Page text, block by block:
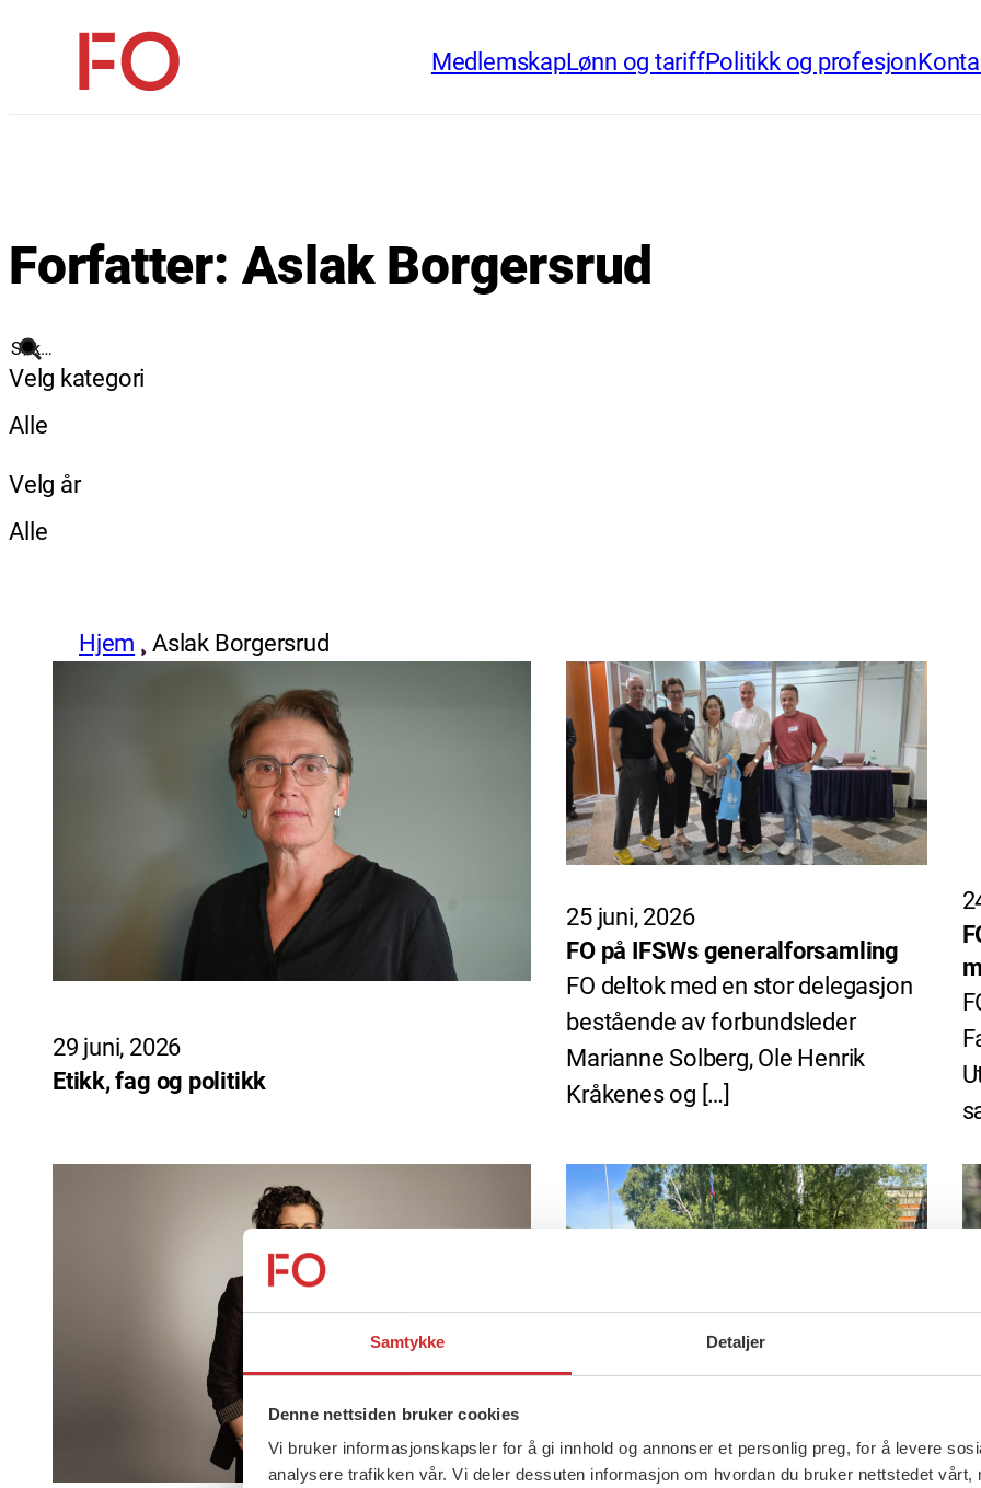
Samtykke Detaljer
Denne nettsiden bruker cookies
Vi bruker informasjonskapsler for å gi innhold og annonser et personlig preg, for å levere
analysere trafikken vår. Vi deler dessuten informasjon om hvordan du bruker nettstedet vårt,
innholdFO
MedlemskapLønn og tariffPolitikk og profesjon
Forfatter: Aslak Borgersrud
Søk
Velg kategori
Alle
Velg år
Alle
Hjem Aslak Borgersrud
29 juni, 2026
Etikk, fag og politikk
25 juni, 2026
FO på IFSWs generalforsamling
FO deltok med en stor delegasjon
bestående av forbundsleder
Marianne Solberg, Ole Henrik
Kråkenes og […]
23 juni, 2026